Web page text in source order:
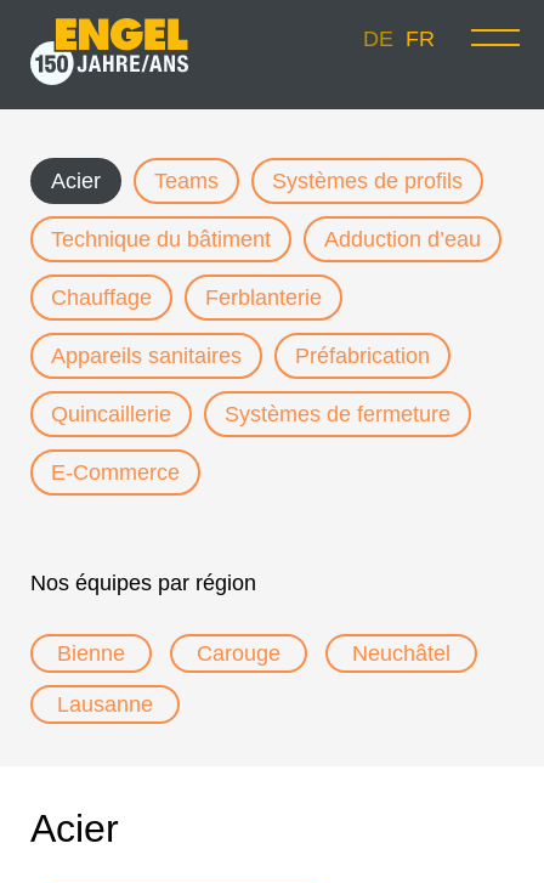
DE FR
Acier Teams Systèmes de profils
Technique du bâtiment Adduction d’eau
Chauffage Ferblanterie
Appareils sanitaires Préfabrication
Quincaillerie Systèmes de fermeture
E-Commerce
Nos équipes par région
Bienne Carouge Neuchâtel
Lausanne
Acier